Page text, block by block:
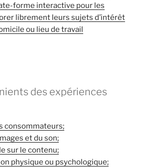
forme interactive pour les
librement leurs sujets d’intérêt
ou lieu de travail
des expériences
consommateurs;
et du son;
sur le contenu;
physique ou psychologique;